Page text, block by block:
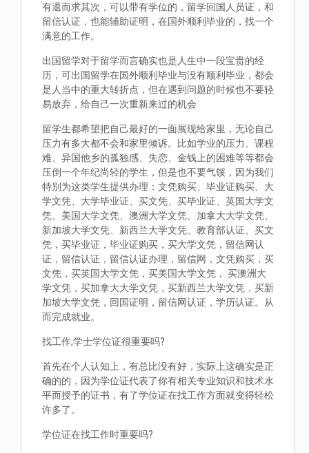
有退而求其次，可以带有学位的，留学回国人员证，和
留信认证，也能辅助证明，在国外顺利毕业的，找一个
满意的工作。
出国留学对于留学而言确实也是人生中一段宝贵的经
历，可出国留学在国外顺利毕业与没有顺利毕业，都会
是人当中的重大转折点，但在遇到问题的时候也不要轻
易放弃，给自己一次重新来过的机会
留学生都希望把自己最好的一面展现给家里，无论自己
压力有多大都不会和家里倾诉。比如学业的压力、课程
难、异国他乡的孤独感、失恋、金钱上的困难等等都会
压倒一个年纪尚轻的学生，但是也不要气馁，因为我们
特别为这类学生提供办理：文凭购买、毕业证购买、大
学文凭、大学毕业证、买文凭、买毕业证、英国大学文
凭、美国大学文凭、澳洲大学文凭、加拿大大学文凭、
新加坡大学文凭、新西兰大学文凭、教育部认证、买文
凭，买毕业证，毕业证购买，买大学文凭，留信网认
证，留信认证，留信认证办理，留信网，文凭购买，买
文凭，买英国大学文凭，买美国大学文凭， 买澳洲大
学文凭，买加拿大大学文凭，买新西兰大学文凭，买新
加坡大学文凭，回国证明，留信网认证，学历认证。从
而完成就业。
找工作,学士学位证很重要吗?
首先在个人认知上，有总比没有好，实际上这确实是正
确的的，因为学位证代表了你有相关专业知识和技术水
平而授予的证书，有了学位证在找工作方面就变得轻松
许多了。
学位证在找工作时重要吗?